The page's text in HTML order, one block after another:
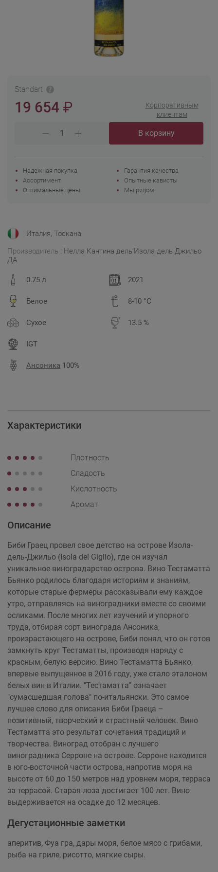
Италия, Тоскана
Производитель : Нелла Кантина дель’Изола дель Джильо
ДА
0.75 л 2021
Белое 8-10 °C
Сухое 13.5 %
IGT
Ансоника 100%
Standart
19 654 ₽
Корпоративным
клиентам
В корзину
Надежная покупка
Гарантия качества
Ассортимент
Опытные кависты
Оптимальные цены
Мы рядом
Характеристики
Плотность
Сладость
Кислотность
Аромат
Описание
Биби Граец провел свое детство на острове Изола-
дель-Джильо (Isola del Giglio), где он изучал
уникальное виноградарство острова. Вино Тестаматта
Бьянко родилось благодаря историям и знаниям,
которые старые фермеры рассказывали ему каждое
утро, отправляясь на виноградники вместе со своими
осликами. После многих лет изучений и упорного
труда, отбирая сорт винограда Ансоника,
произрастающего на острове, Биби понял, что он готов
замкнуть круг Тестаматты, производя наряду с
красным, белую версию. Вино Тестаматта Бьянко,
впервые выпущенное в 2016 году, уже стало эталоном
белых вин в Италии. "Тестаматта" означает
"сумасшедшая голова" по-итальянски. Это самое
лучшее слово для описания Биби Граеца –
позитивный, творческий и страстный человек. Вино
Тестаматта это результат сочетания традиций и
творчества. Виноград отобран с лучшего
виноградника Серроне на острове. Серроне находится
в юго-восточной части острова, напротив моря на
высоте от 60 до 150 метров над уровнем моря, терраса
за террасой. Старая лоза достигает 100 лет. Вино
выдерживается на осадке до 12 месяцев.
Дегустационные заметки
аперитив, Фуа гра, дары моря, белое мясо с грибами,
рыба на гриле, рисотто, мягкие сыры.